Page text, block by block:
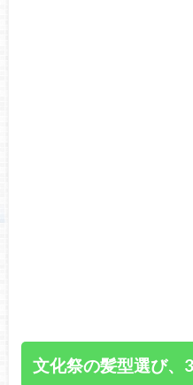
文化祭の髪型選び、